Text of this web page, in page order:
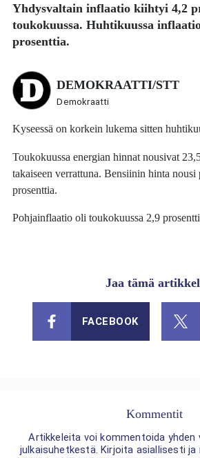
Yhdysvaltain inflaatio kiihtyi 4,2
toukokuussa. Huhtikuussa
prosenttia.
DEMOKRAATTI/STT
Demokraatti
Kyseessä on korkein lukema sitten
Toukokuussa energian hinnat nousivat
takaiseen verrattuna. Bensiinin hinta
prosenttia.
Pohjainflaatio oli toukokuussa 2,9
Jaa tämä
FACEBOOK
Kommentit
Artikkeleita voi kommentoida yhden
julkaisuhetkestä. Kirjoita asiallisesti